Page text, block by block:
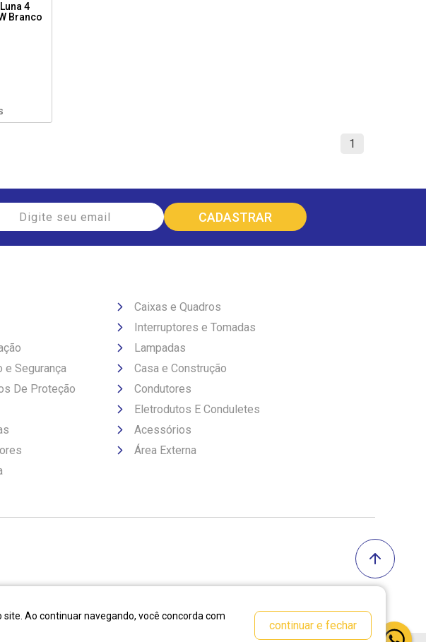
4
Branco
1
Caixas e Quadros
Interruptores e Tomadas
Lampadas
e Segurança
Casa e Construção
De Proteção
Condutores
Eletrodutos E Conduletes
Acessórios
Área Externa
Ao continuar navegando, você concorda com
continuar e fechar